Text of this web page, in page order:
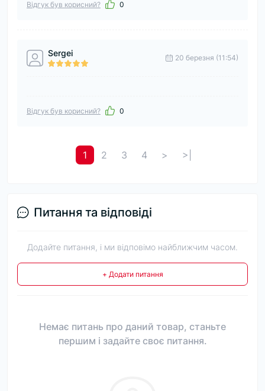
Відгук був корисний? 0
Sergei 20 березня (11:54)
Відгук був корисний? 0
1 2 3 4 > >|
Питання та відповіді
Додайте питання, і ми відповімо найближчим часом.
+ Додати питання
Немає питань про даний товар, станьте
першим і задайте своє питання.